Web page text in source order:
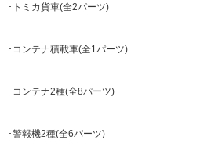
･トミカ貨車(全2パーツ)
･コンテナ積載車(全1パーツ)
･コンテナ2種(全8パーツ)
･警報機2種(全6パーツ)